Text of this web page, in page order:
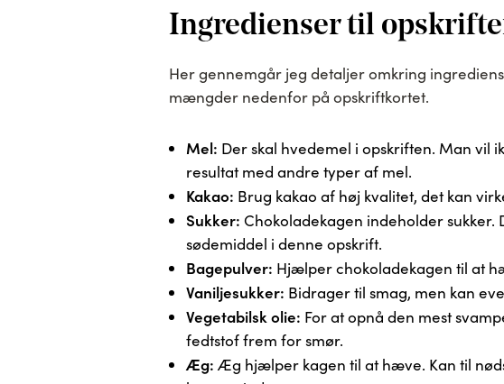
Ingredienser til
Her gennemgår jeg detaljer omkring
mængder nedenfor på opskriftkortet.
Mel: Der skal hvedemel i opskriften. Man vil
resultat med andre typer af mel.
Kakao: Brug kakao af høj kvalitet, det kan
Sukker: Chokoladekagen indeholder sukker.
sødemiddel i denne opskrift.
Bagepulver: Hjælper chokoladekagen til at
Vaniljesukker: Bidrager til smag, men kan
Vegetabilsk olie: For at opnå den mest
fedtstof frem for smør.
Æg: Æg hjælper kagen til at hæve. Kan til